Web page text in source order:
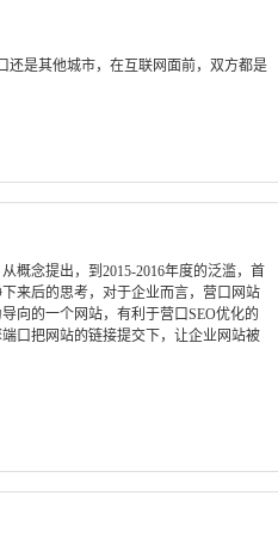
还是其他城市，在互联网面前，双方都是
概念提出，到2015-2016年度的泛滥，首
来后的思考，对于企业而言，营口网站
向的一个网站，有利于营口SEO优化的
口把网站的链接提交下，让企业网站被